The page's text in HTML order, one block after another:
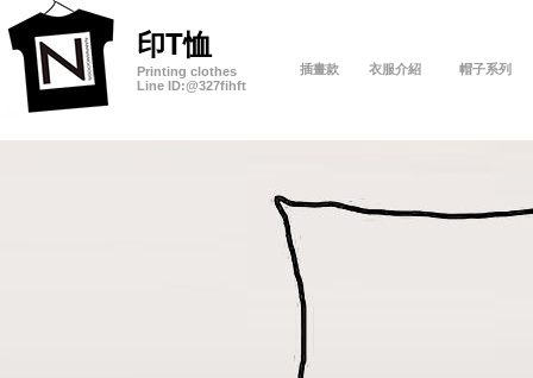
印T恤
Printing clothes
Line ID:@327fihft
插畫款 衣服介紹 帽子系列